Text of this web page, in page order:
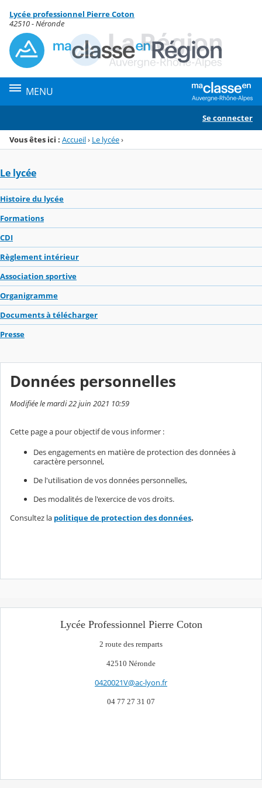
Menu de la rubrique
Contenu
Lycée professionnel Pierre Coton
42510 - Néronde
MENU
Se connecter
Vous êtes ici : Accueil› Le lycée›
Le lycée
Histoire du lycée
Formations
CDI
Règlement intérieur
Association sportive
Organigramme
Documents à télécharger
Presse
Données personnelles
Modifiée le mardi 22 juin 2021 10:59
Cette page a pour objectif de vous informer :
Des engagements en matière de protection des données à
caractère personnel,
De l'utilisation de vos données personnelles,
Des modalités de l'exercice de vos droits.
Consultez la politique de protection des données.
Lycée Professionnel Pierre Coton
2 route des remparts
42510 Néronde
0420021V@ac-lyon.fr
04 77 27 31 07